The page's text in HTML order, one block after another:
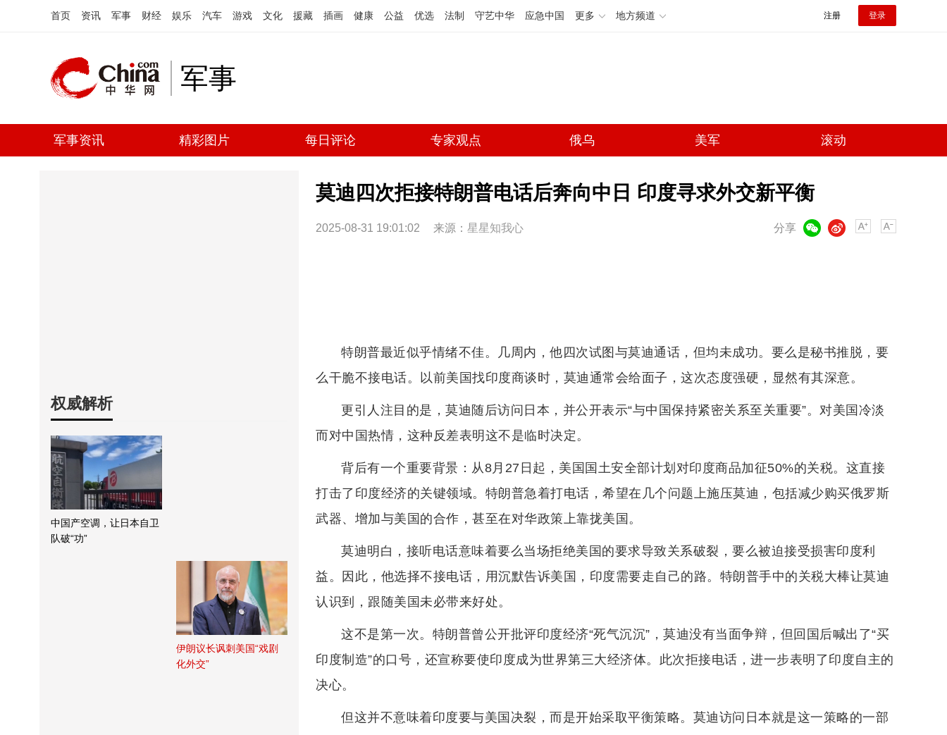
首页 资讯 军事 财经 娱乐 汽车 游戏 文化 援藏 插画 健康 公益 优选 法制 守艺中华 应急中国 更多 地方频道 注册 登录
军事
军事资讯 精彩图片 每日评论 专家观点 俄乌 美军 滚动
权威解析
中国产空调，让日本自卫
队破“功”
伊朗议长讽刺美国“戏剧
化外交”
莫迪四次拒接特朗普电话后奔向中日 印度寻求外交新平衡
2025-08-31 19:01:02 来源： 星星知我心 分享
微博
特朗普最近似乎情绪不佳。几周内，他四次试图与莫迪通话，但均未成功。要么是秘书推脱，要
么干脆不接电话。以前美国找印度商谈时，莫迪通常会给面子，这次态度强硬，显然有其深意。
更引人注目的是，莫迪随后访问日本，并公开表示“与中国保持紧密关系至关重要”。对美国冷淡
而对中国热情，这种反差表明这不是临时决定。
背后有一个重要背景：从8月27日起，美国国土安全部计划对印度商品加征50%的关税。这直接
打击了印度经济的关键领域。特朗普急着打电话，希望在几个问题上施压莫迪，包括减少购买俄罗斯
武器、增加与美国的合作，甚至在对华政策上靠拢美国。
莫迪明白，接听电话意味着要么当场拒绝美国的要求导致关系破裂，要么被迫接受损害印度利
益。因此，他选择不接电话，用沉默告诉美国，印度需要走自己的路。特朗普手中的关税大棒让莫迪
认识到，跟随美国未必带来好处。
这不是第一次。特朗普曾公开批评印度经济“死气沉沉”，莫迪没有当面争辩，但回国后喊出了“买
印度制造”的口号，还宣称要使印度成为世界第三大经济体。此次拒接电话，进一步表明了印度自主的
决心。
但这并不意味着印度要与美国决裂，而是开始采取平衡策略。莫迪访问日本就是这一策略的一部